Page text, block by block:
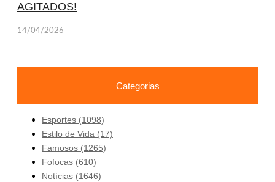
AGITADOS!
14/04/2026
Categorias
Esportes (1098)
Estilo de Vida (17)
Famosos (1265)
Fofocas (610)
Notícias (1646)